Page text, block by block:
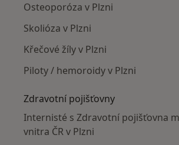
Osteoporóza v Plzni
Skolióza v Plzni
Křečové žíly v Plzni
Piloty / hemoroidy v Plzni
Zdravotní pojišťovny
Internisté s Zdravotní pojišťovna
vnitra ČR v Plzni